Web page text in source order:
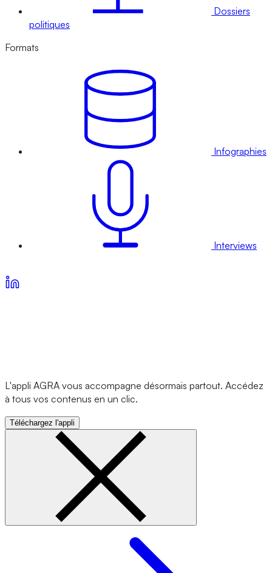
Dossiers
politiques
Formats
Infographies
Interviews
L'appli AGRA vous accompagne désormais partout. Accédez
à tous vos contenus en un clic.
Téléchargez l'appli